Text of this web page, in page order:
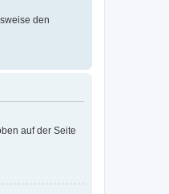
den
auf der Seite